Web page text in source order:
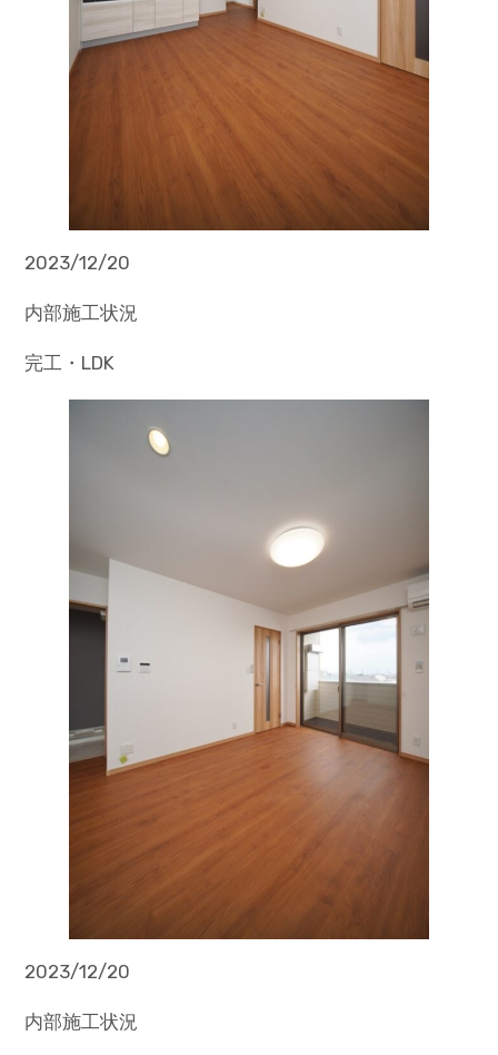
2023/12/20
内部施工状況
完工・LDK
2023/12/20
内部施工状況